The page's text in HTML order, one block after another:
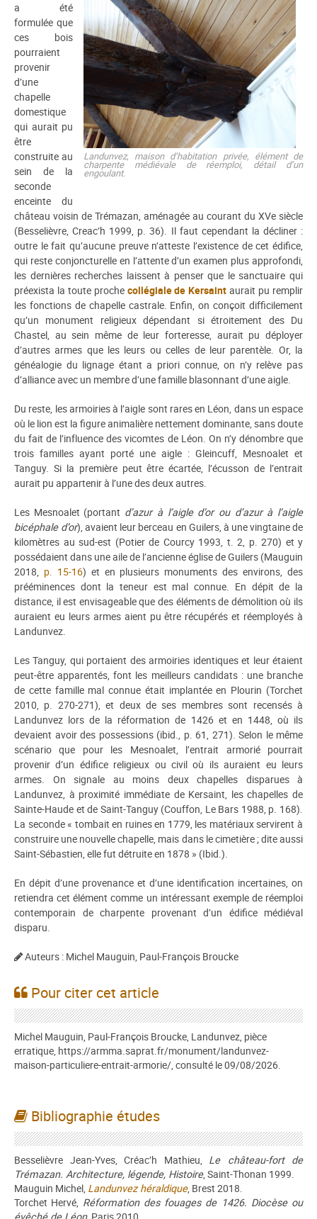
Landunvez, maison d’habitation privée, élément de
charpente médiévale de réemploi, détail d’un
engoulant.
a été
formulée que
ces bois
pourraient
provenir
d’une
chapelle
domestique
qui aurait pu
être
construite au
sein de la
seconde
enceinte du
château voisin de Trémazan, aménagée au courant du XVe siècle
(Besselièvre, Creac’h 1999, p. 36). Il faut cependant la décliner :
outre le fait qu’aucune preuve n’atteste l’existence de cet édifice,
qui reste conjoncturelle en l’attente d’un examen plus approfondi,
les dernières recherches laissent à penser que le sanctuaire qui
préexista la toute proche collégiale de Kersaint aurait pu remplir
les fonctions de chapelle castrale. Enfin, on conçoit difficilement
qu’un monument religieux dépendant si étroitement des Du
Chastel, au sein même de leur forteresse, aurait pu déployer
d’autres armes que les leurs ou celles de leur parentèle. Or, la
généalogie du lignage étant a priori connue, on n’y relève pas
d’alliance avec un membre d’une famille blasonnant d’une aigle.
Du reste, les armoiries à l’aigle sont rares en Léon, dans un espace
où le lion est la figure animalière nettement dominante, sans doute
du fait de l’influence des vicomtes de Léon. On n’y dénombre que
trois familles ayant porté une aigle : Gleincuff, Mesnoalet et
Tanguy. Si la première peut être écartée, l’écusson de l’entrait
aurait pu appartenir à l’une des deux autres.
Les Mesnoalet (portant d’azur à l’aigle d’or ou d’azur à l’aigle
bicéphale d’or), avaient leur berceau en Guilers, à une vingtaine de
kilomètres au sud-est (Potier de Courcy 1993, t. 2, p. 270) et y
possédaient dans une aile de l’ancienne église de Guilers (Mauguin
2018, p. 15-16) et en plusieurs monuments des environs, des
prééminences dont la teneur est mal connue. En dépit de la
distance, il est envisageable que des éléments de démolition où ils
auraient eu leurs armes aient pu être récupérés et réemployés à
Landunvez.
Les Tanguy, qui portaient des armoiries identiques et leur étaient
peut-être apparentés, font les meilleurs candidats : une branche
de cette famille mal connue était implantée en Plourin (Torchet
2010, p. 270-271), et deux de ses membres sont recensés à
Landunvez lors de la réformation de 1426 et en 1448, où ils
devaient avoir des possessions (ibid., p. 61, 271). Selon le même
scénario que pour les Mesnoalet, l’entrait armorié pourrait
provenir d’un édifice religieux ou civil où ils auraient eu leurs
armes. On signale au moins deux chapelles disparues à
Landunvez, à proximité immédiate de Kersaint, les chapelles de
Sainte-Haude et de Saint-Tanguy (Couffon, Le Bars 1988, p. 168).
La seconde « tombait en ruines en 1779, les matériaux servirent à
construire une nouvelle chapelle, mais dans le cimetière ; dite aussi
Saint-Sébastien, elle fut détruite en 1878 » (Ibid.).
En dépit d’une provenance et d’une identification incertaines, on
retiendra cet élément comme un intéressant exemple de réemploi
contemporain de charpente provenant d’un édifice médiéval
disparu.
Auteurs : Michel Mauguin, Paul-François Broucke
Pour citer cet article
Michel Mauguin, Paul-François Broucke, Landunvez, pièce
erratique, https://armma.saprat.fr/monument/landunvez-
maison-particuliere-entrait-armorie/, consulté le 09/08/2026.
Bibliographie études
Besselièvre Jean-Yves, Créac’h Mathieu, Le château-fort de
Trémazan. Architecture, légende, Histoire, Saint-Thonan 1999.
Mauguin Michel, Landunvez héraldique, Brest 2018.
Torchet Hervé, Réformation des fouages de 1426. Diocèse ou